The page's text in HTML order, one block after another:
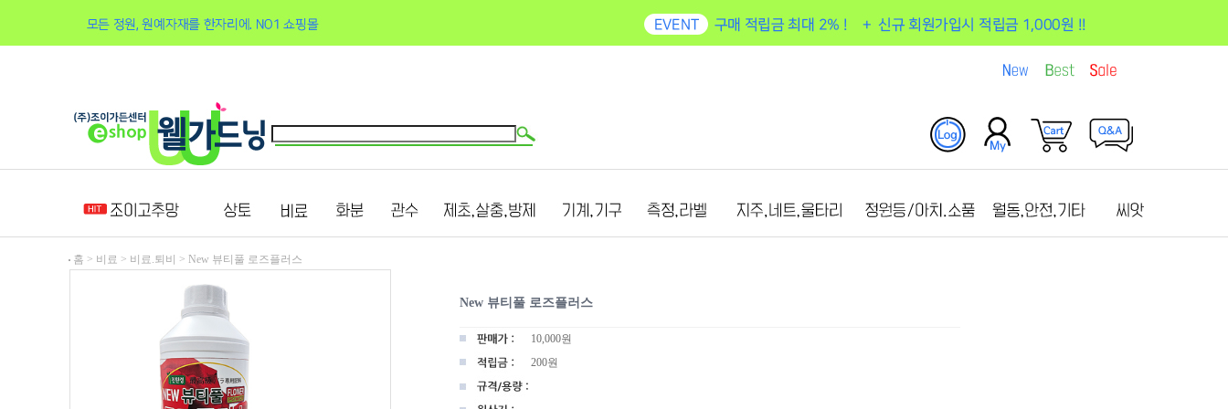
홈 > 비료 > 비료.퇴비 > New 뷰티풀 로즈플러스
New 뷰티풀 로즈플러스
10,000원
200원